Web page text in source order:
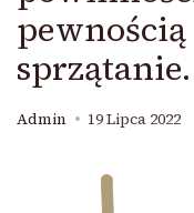
sprzątanie.
Admin 19 Lipca 2022